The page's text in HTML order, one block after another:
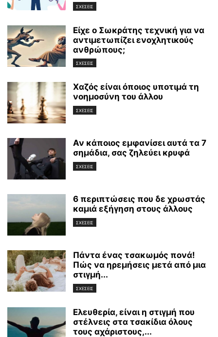
ΣΧΕΣΕΙΣ
Είχε ο Σωκράτης τεχνική για να
αντιμετωπίζει ενοχλητικούς
ανθρώπους;
ΣΧΕΣΕΙΣ
Χαζός είναι όποιος υποτιμά τη
νοημοσύνη του άλλου
ΣΧΕΣΕΙΣ
Αν κάποιος εμφανίσει αυτά τα 7
σημάδια, σας ζηλεύει κρυφά
ΣΧΕΣΕΙΣ
6 περιπτώσεις που δε χρωστάς
καμιά εξήγηση στους άλλους
ΣΧΕΣΕΙΣ
Πάντα ένας τσακωμός πονά!
Πώς να ηρεμήσεις μετά από μια
στιγμή...
ΣΧΕΣΕΙΣ
Ελευθερία, είναι η στιγμή που
στέλνεις στα τσακίδια όλους
τους αχάριστους,...